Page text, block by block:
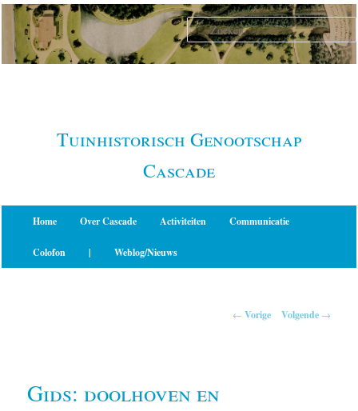
Spring
naar
primaire
Tuinhistorisch Genootschap
Cascade
Home Over Cascade Activiteiten Communicatie
Colofon | Weblog/Nieuws
← Vorige Volgende →
Gids: doolhoven en